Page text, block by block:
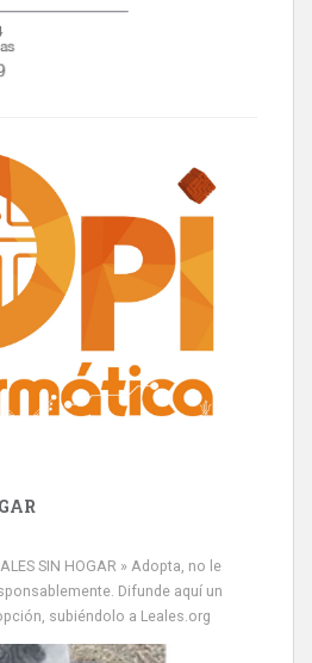
SIN HOGAR » Adopta, no le
Difunde aquí un
subiéndolo a Leales.org